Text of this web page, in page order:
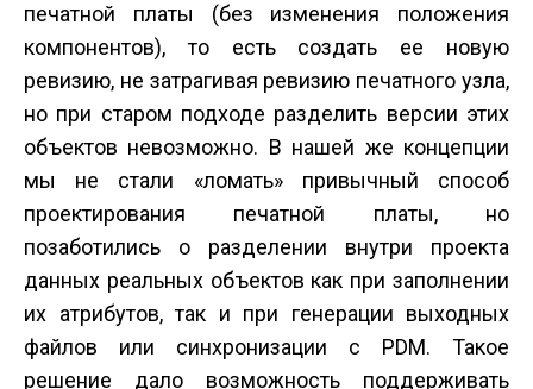
печатной платы (без изменения положения
компонентов), то есть создать ее новую
ревизию, не затрагивая ревизию печатного узла,
но при старом подходе разделить версии этих
объектов невозможно. В нашей же концепции
мы не стали «ломать» привычный способ
проектирования печатной платы, но
позаботились о разделении внутри проекта
данных реальных объектов как при заполнении
их атрибутов, так и при генерации выходных
файлов или синхронизации с PDM. Такое
решение дало возможность поддерживать